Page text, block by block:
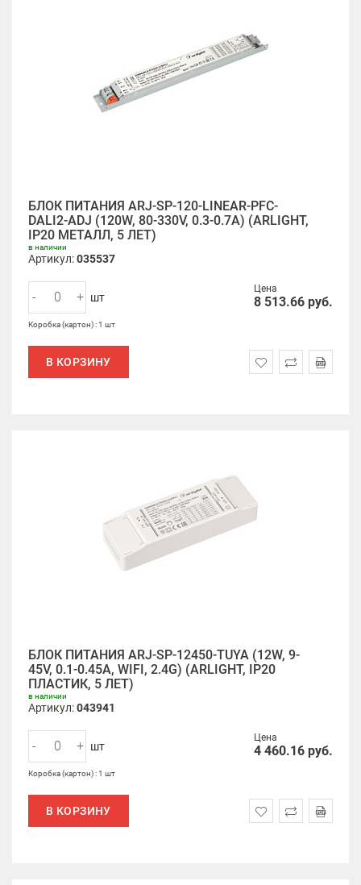
БЛОК ПИТАНИЯ ARJ-SP-120-LINEAR-PFC-
DALI2-ADJ (120W, 80-330V, 0.3-0.7A) (ARLIGHT,
IP20 МЕТАЛЛ, 5 ЛЕТ)
в наличии
Артикул:035537
Цена
8 513.66 руб.
- + шт
Коробка (картон) : 1 шт
В КОРЗИНУ
БЛОК ПИТАНИЯ ARJ-SP-12450-TUYA (12W, 9-
45V, 0.1-0.45A, WIFI, 2.4G) (ARLIGHT, IP20
ПЛАСТИК, 5 ЛЕТ)
в наличии
Артикул:043941
Цена
4 460.16 руб.
- + шт
Коробка (картон) : 1 шт
В КОРЗИНУ